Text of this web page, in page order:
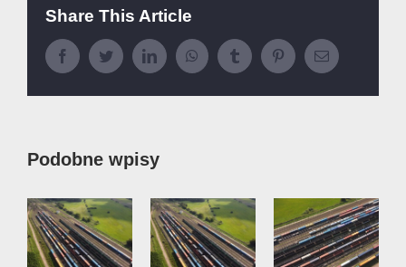
Share This Article
FacebookTwitterLinkedInWhatsAppTumblr PinterestEmail
Podobne wpisy